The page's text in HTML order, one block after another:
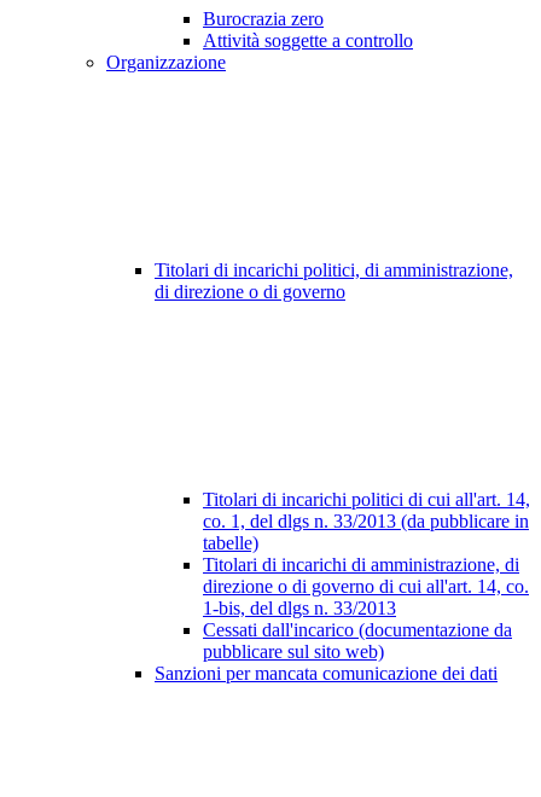
Burocrazia zero
Attività soggette a controllo
Organizzazione
Titolari di incarichi politici, di amministrazione,
di direzione o di governo
Titolari di incarichi politici di cui all'art. 14,
co. 1, del dlgs n. 33/2013 (da pubblicare in
tabelle)
Titolari di incarichi di amministrazione, di
direzione o di governo di cui all'art. 14, co.
1-bis, del dlgs n. 33/2013
Cessati dall'incarico (documentazione da
pubblicare sul sito web)
Sanzioni per mancata comunicazione dei dati